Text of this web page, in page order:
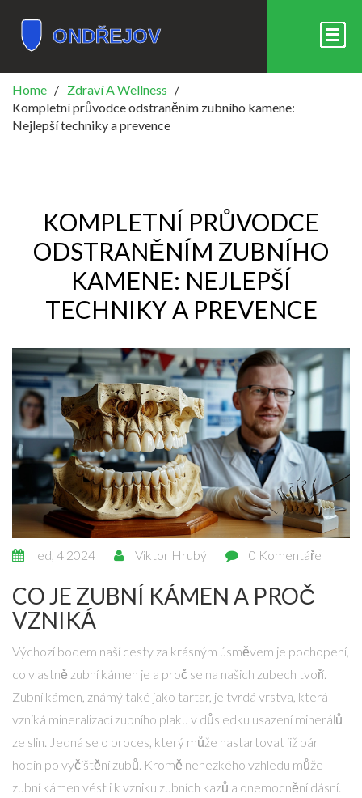
Home
Zdraví A Wellness
Kompletní průvodce odstraněním zubního kamene:
Nejlepší techniky a prevence
KOMPLETNÍ PRŮVODCE
ODSTRANĚNÍM ZUBNÍHO
KAMENE: NEJLEPŠÍ
TECHNIKY A PREVENCE
led, 4 2024 Viktor Hrubý 0 Komentáře
CO JE ZUBNÍ KÁMEN A PROČ
VZNIKÁ
Výchozí bodem naší cesty za krásným úsměvem je pochopení,
co vlastně zubní kámen je a proč se na našich zubech tvoří.
Zubní kámen, známý také jako tartar, je tvrdá vrstva, která
vzniká mineralizací zubního plaku v důsledku usazení minerálů
ze slin. Jedná se o proces, který může nastartovat již pár
hodin po vyčištění zubů. Kromě nehezkého vzhledu může
zubní kámen vést i k vzniku zubních kazů a onemocnění dásní.